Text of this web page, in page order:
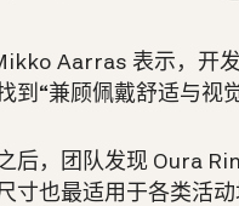
Aarras 表示，开
到“兼顾佩戴舒适与视
后，团队发现 Oura
寸也最适用于各类活